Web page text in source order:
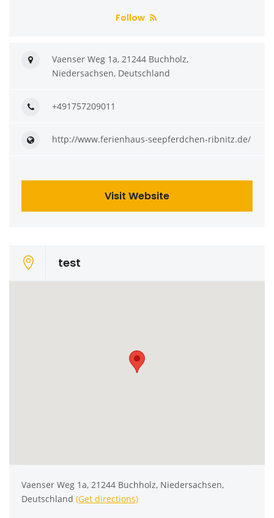
Follow
Vaenser Weg 1a, 21244 Buchholz,
Niedersachsen, Deutschland
+491757209011
http://www.ferienhaus-seepferdchen-ribnitz.de/
Visit Website
test
Vaenser Weg 1a, 21244 Buchholz, Niedersachsen,
Deutschland (Get directions)